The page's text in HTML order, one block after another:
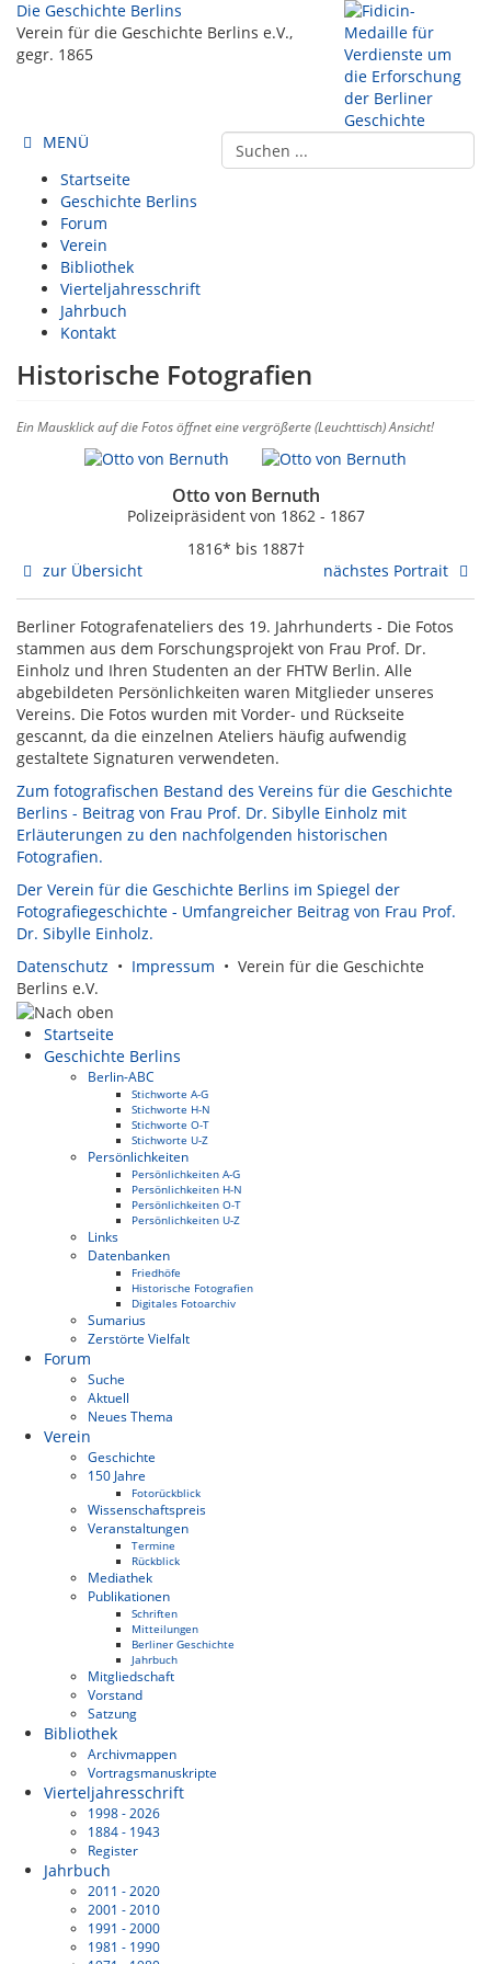
Die Geschichte Berlins
Verein für die Geschichte Berlins e.V.,
gegr. 1865
MENÜ
Startseite
Geschichte Berlins
Forum
Verein
Bibliothek
Vierteljahresschrift
Jahrbuch
Kontakt
Historische Fotografien
Ein Mausklick auf die Fotos öffnet eine vergrößerte (Leuchttisch) Ansicht!
Otto von Bernuth
Polizeipräsident von 1862 - 1867
1816* bis 1887†
zur Übersicht
nächstes Portrait
Berliner Fotografenateliers des 19. Jahrhunderts - Die Fotos
stammen aus dem Forschungsprojekt von Frau Prof. Dr.
Einholz und Ihren Studenten an der FHTW Berlin. Alle
abgebildeten Persönlichkeiten waren Mitglieder unseres
Vereins. Die Fotos wurden mit Vorder- und Rückseite
gescannt, da die einzelnen Ateliers häufig aufwendig
gestaltete Signaturen verwendeten.
Zum fotografischen Bestand des Vereins für die Geschichte
Berlins - Beitrag von Frau Prof. Dr. Sibylle Einholz mit
Erläuterungen zu den nachfolgenden historischen
Fotografien.
Der Verein für die Geschichte Berlins im Spiegel der
Fotografiegeschichte - Umfangreicher Beitrag von Frau Prof.
Dr. Sibylle Einholz.
Datenschutz • Impressum • Verein für die Geschichte
Berlins e.V.
Startseite
Geschichte Berlins
Berlin-ABC
Stichworte A-G
Stichworte H-N
Stichworte O-T
Stichworte U-Z
Persönlichkeiten
Persönlichkeiten A-G
Persönlichkeiten H-N
Persönlichkeiten O-T
Persönlichkeiten U-Z
Links
Datenbanken
Friedhöfe
Historische Fotografien
Digitales Fotoarchiv
Sumarius
Zerstörte Vielfalt
Forum
Suche
Aktuell
Neues Thema
Verein
Geschichte
150 Jahre
Fotorückblick
Wissenschaftspreis
Veranstaltungen
Termine
Rückblick
Mediathek
Publikationen
Schriften
Mitteilungen
Berliner Geschichte
Jahrbuch
Mitgliedschaft
Vorstand
Satzung
Bibliothek
Archivmappen
Vortragsmanuskripte
Vierteljahresschrift
1998 - 2026
1884 - 1943
Register
Jahrbuch
2011 - 2020
2001 - 2010
1991 - 2000
1981 - 1990